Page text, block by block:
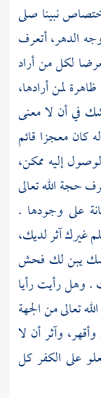
نبينا صلى
الدهر، أتعرف
لكل من أراد
لمن أرادها،
في أن لا معنى
كان معجزا قائم
إليه ممكن،
حجة الله تعالى
على وجودها .
غيرك آثر لديك،
يبن لك فحش
. وهل رأيت رأيا
تعالى من الجهة
وآثر أن لا
على الكفر كل